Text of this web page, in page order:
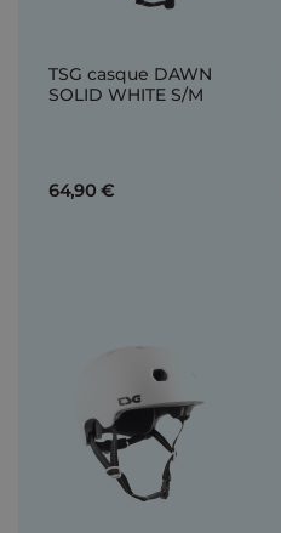
TSG casque DAWN
SOLID WHITE S/M
64,90 €